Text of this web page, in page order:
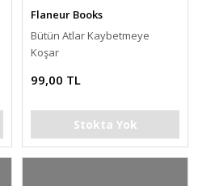
Flaneur Books
Bütün Atlar Kaybetmeye
Koşar
99,00 TL
Stokta Yok